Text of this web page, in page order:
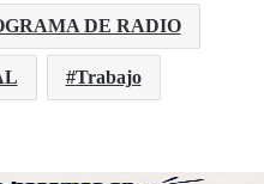
DE RADIO
Trabajo